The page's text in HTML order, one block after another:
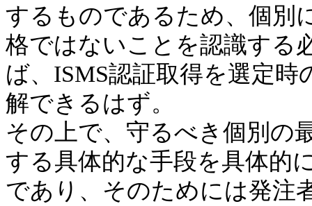
するものであるため、個別
格ではないことを認識する
ば、ISMS認証取得を選定
解できるはず。
その上で、守るべき個別の
する具体的な手段を具体的
であり、そのためには発注